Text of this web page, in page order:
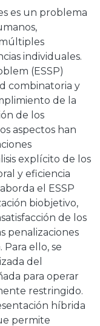
es un problema
individuales.
(ESSP)
combinatoria y
de la
de los
aspectos han
explícito de los
y eficiencia
el ESSP
biobjetivo,
de los
penalizaciones
ello, se
del
para operar
restringido.
híbrida
permite